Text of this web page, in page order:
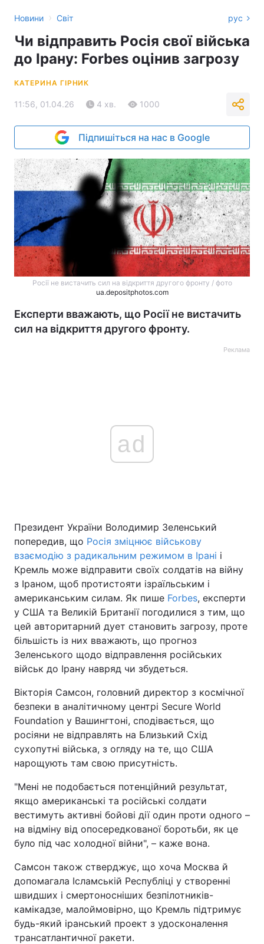
Новини › Світ рус
Чи відправить Росія свої війська
до Ірану: Forbes оцінив загрозу
КАТЕРИНА ГІРНИК
11:56, 01.04.26 4 хв. 1000
Підпишіться на нас в Google
Росії не вистачить сил на відкриття другого фронту / фото
ua.depositphotos.com
Експерти вважають, що Росії не вистачить
сил на відкриття другого фронту.
Реклама
ad
Президент України Володимир Зеленський
попередив, що Росія зміцнює військову
взаємодію з радикальним режимом в Ірані і
Кремль може відправити своїх солдатів на війну
з Іраном, щоб протистояти ізраїльським і
американським силам. Як пише Forbes, експерти
у США та Великій Британії погодилися з тим, що
цей авторитарний дует становить загрозу, проте
більшість із них вважають, що прогноз
Зеленського щодо відправлення російських
військ до Ірану навряд чи збудеться.
Вікторія Самсон, головний директор з космічної
безпеки в аналітичному центрі Secure World
Foundation у Вашингтоні, сподівається, що
росіяни не відправлять на Близький Схід
сухопутні війська, з огляду на те, що США
нарощують там свою присутність.
"Мені не подобається потенційний результат,
якщо американські та російські солдати
вестимуть активні бойові дії один проти одного –
на відміну від опосередкованої боротьби, як це
було під час холодної війни", – каже вона.
Самсон також стверджує, що хоча Москва й
допомагала Ісламській Республіці у створенні
швидших і смертоносніших безпілотників-
камікадзе, малоймовірно, що Кремль підтримує
будь-який іранський проект з удосконалення
трансатлантичної ракети.